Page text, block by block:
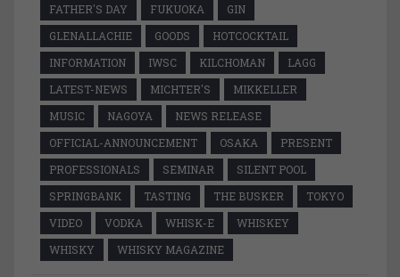
FATHER'S DAY
FUKUOKA
GIN
GLENALLACHIE
GOODS
HOTCOCKTAIL
INFORMATION
IWSC KILCHOMAN
LAGG
LATEST-NEWS
MICHTER'S
MIKKELLER
MUSIC
NAGOYA
NEWS RELEASE
OFFICIAL-ANNOUNCEMENT
OSAKA
PRESENT
PROFESSIONALS
SEMINAR
SILENT POOL
SPRINGBANK
TASTING THE BUSKER
TOKYO
VIDEO
VODKA WHISK-E
WHISKEY
WHISKY
WHISKY MAGAZINE